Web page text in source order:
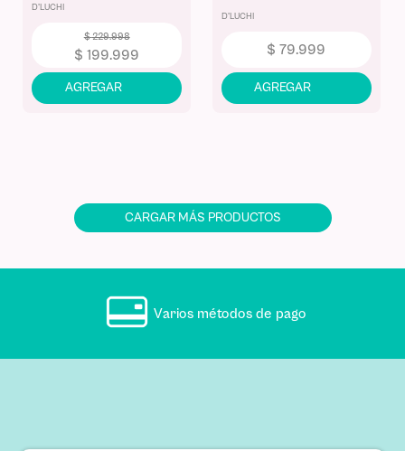
Edición Limitada
D'LUCHI
$229.998
$ 199.999
D'LUCHI
$ 79.999
Varios métodos de pago